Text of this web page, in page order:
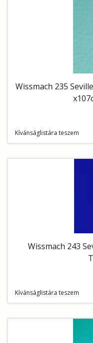
Wissmach 235
Kívánságlistára teszem
Wissmach 243
Kívánságlistára teszem